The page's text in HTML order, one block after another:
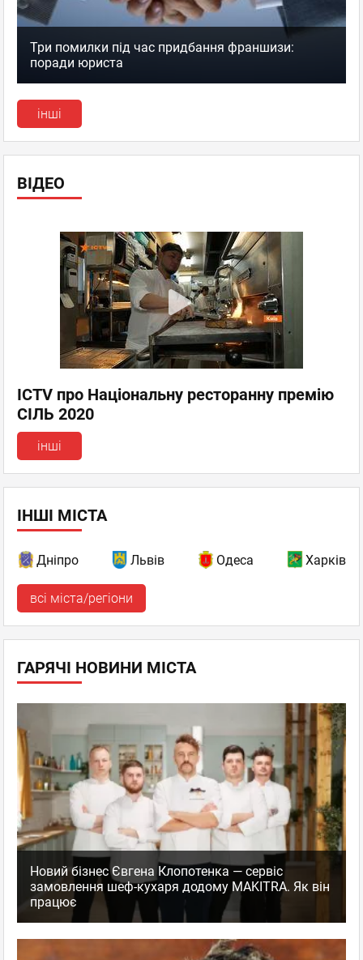
Три помилки під час придбання франшизи:
поради юриста
інші
ВІДЕО
ICTV про Національну ресторанну премію
СІЛЬ 2020
інші
ІНШІ МІСТА
Дніпро Львів Одеса Харків
всі міста/регіони
ГАРЯЧІ НОВИНИ МІСТА
Новий бізнес Євгена Клопотенка — сервіс
замовлення шеф-кухаря додому MAKITRA. Як він
працює